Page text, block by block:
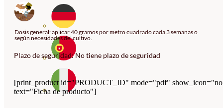
Dosis general: aplicar 40 gramos por metro cuadrado cada 3 semanas o
según necesidades del cultivo.
Plazo de seguridad: No tiene plazo de seguridad
[print_product id="PRODUCT_ID" mode="pdf"
text="Ficha de producto"]